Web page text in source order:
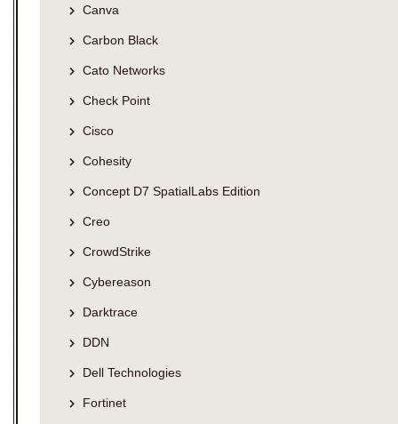
Canva
Carbon Black
Cato Networks
Check Point
Cisco
Cohesity
Concept D7 SpatialLabs Edition
Creo
CrowdStrike
Cybereason
Darktrace
DDN
Dell Technologies
Fortinet